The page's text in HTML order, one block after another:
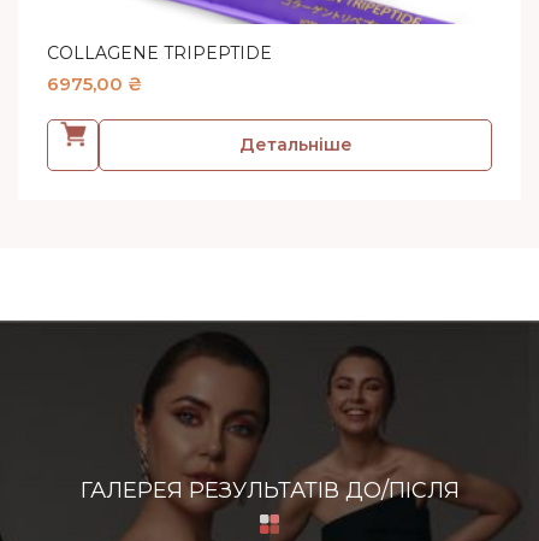
COLLAGENE TRIPEPTIDE
6975,00 ₴
Детальніше
ГАЛЕРЕЯ РЕЗУЛЬТАТІВ ДО/ПІСЛЯ